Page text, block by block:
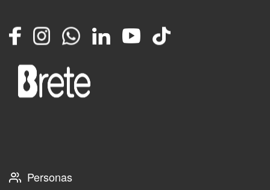
FacebookInstagramWhatsappLinkedInYouTube
TikTok
Personas